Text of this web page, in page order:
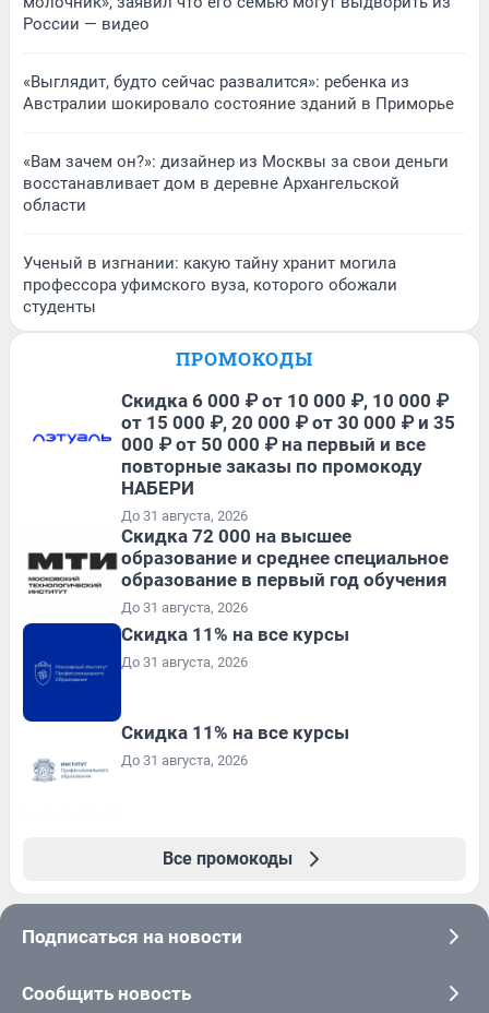
России — видео
«Выглядит, будто сейчас развалится»: ребенка из
Австралии шокировало состояние зданий в Приморье
«Вам зачем он?»: дизайнер из Москвы за свои деньги
восстанавливает дом в деревне Архангельской
области
Ученый в изгнании: какую тайну хранит могила
профессора уфимского вуза, которого обожали
студенты
ПРОМОКОДЫ
Скидка 6 000 ₽ от 10 000 ₽, 10 000 ₽
от 15 000 ₽, 20 000 ₽ от 30 000 ₽ и 35
000 ₽ от 50 000 ₽ на первый и все
повторные заказы по промокоду
НАБЕРИ
До 31 августа, 2026
Скидка 72 000 на высшее
образование и среднее специальное
образование в первый год обучения
До 31 августа, 2026
Скидка 11% на все курсы
До 31 августа, 2026
Скидка 11% на все курсы
До 31 августа, 2026
Все промокоды
Подписаться на новости
Сообщить новость